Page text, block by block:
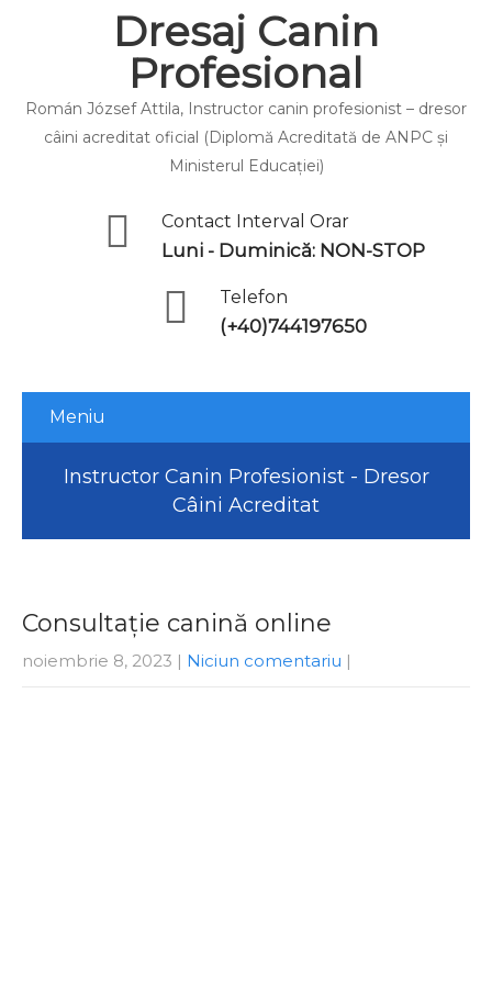
Dresaj Canin
Profesional
Román József Attila, Instructor canin profesionist – dresor
câini acreditat oficial (Diplomă Acreditată de ANPC și
Ministerul Educației)
Contact Interval Orar
Luni - Duminică: NON-STOP
Telefon
(+40)744197650
Meniu
Instructor Canin Profesionist - Dresor
Câini Acreditat
Consultaţie canină online
noiembrie 8, 2023 | Niciun comentariu |